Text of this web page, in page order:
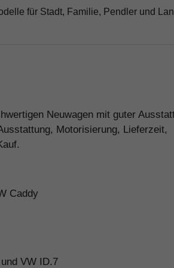
für Stadt, Familie, Pendler und
Neuwagen mit guter
Motorisierung, Lieferzeit,
Caddy
VW ID.7